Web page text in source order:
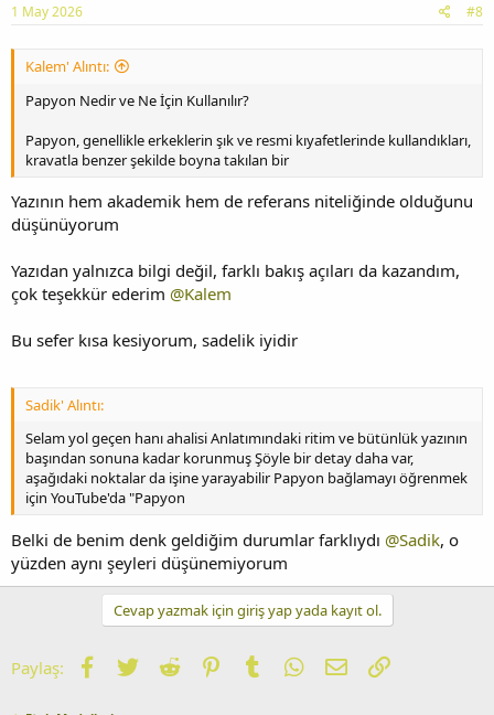
1 May 2026 #8
Kalem' Alıntı:
Papyon Nedir ve Ne İçin Kullanılır?
Papyon, genellikle erkeklerin şık ve resmi kıyafetlerinde kullandıkları,
kravatla benzer şekilde boyna takılan bir
Yazının hem akademik hem de referans niteliğinde olduğunu
düşünüyorum
Yazıdan yalnızca bilgi değil, farklı bakış açıları da kazandım,
çok teşekkür ederim @Kalem
Bu sefer kısa kesiyorum, sadelik iyidir
Sadik' Alıntı:
Selam yol geçen hanı ahalisi Anlatımındaki ritim ve bütünlük yazının
başından sonuna kadar korunmuş Şöyle bir detay daha var,
aşağıdaki noktalar da işine yarayabilir Papyon bağlamayı öğrenmek
için YouTube'da "Papyon
Belki de benim denk geldiğim durumlar farklıydı @Sadik, o
yüzden aynı şeyleri düşünemiyorum
Cevap yazmak için giriş yap yada kayıt ol.
Paylaş: Facebook
TwitterReddit PinterestTumblrWhatsApp
E-postaLink